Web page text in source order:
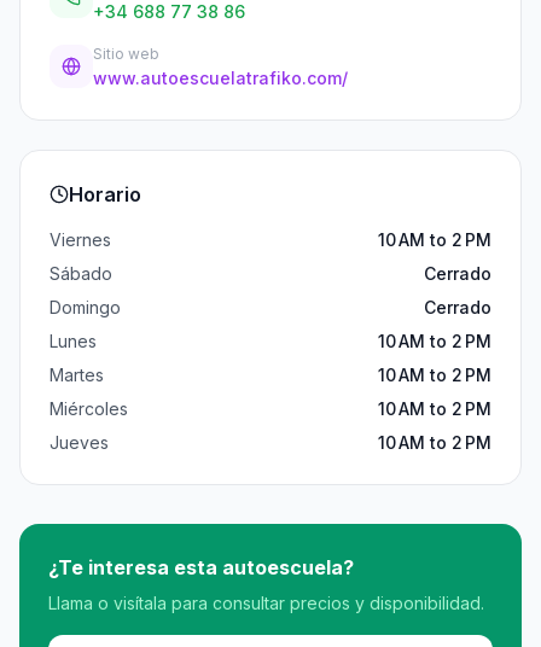
+34 688 77 38 86
Sitio web
www.autoescuelatrafiko.com/
Horario
Viernes
10 AM to 2 PM
Sábado
Cerrado
Domingo
Cerrado
Lunes
10 AM to 2 PM
Martes
10 AM to 2 PM
Miércoles
10 AM to 2 PM
Jueves
10 AM to 2 PM
¿Te interesa esta autoescuela?
Llama o visítala para consultar precios y disponibilidad.